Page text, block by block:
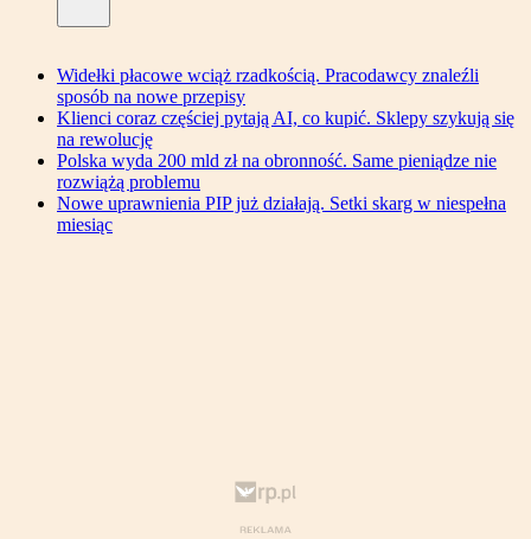
Widełki płacowe wciąż rzadkością. Pracodawcy znaleźli
sposób na nowe przepisy
Klienci coraz częściej pytają AI, co kupić. Sklepy szykują się
na rewolucję
Polska wyda 200 mld zł na obronność. Same pieniądze nie
rozwiążą problemu
Nowe uprawnienia PIP już działają. Setki skarg w niespełna
miesiąc